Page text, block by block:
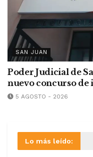
SAN JUAN
Poder Judicial de
nuevo concurso de
5 AGOSTO - 2026
Lo más leído: